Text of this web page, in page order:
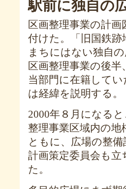
駅前に独自の
区画整理事業の計
付けた。「旧国鉄
まちにはない独自
区画整理事業の後
当部門に在籍して
は経緯を説明する。
2000年８月になる
整理事業区域内の
ともに、広場の整
計画策定委員会も
た。